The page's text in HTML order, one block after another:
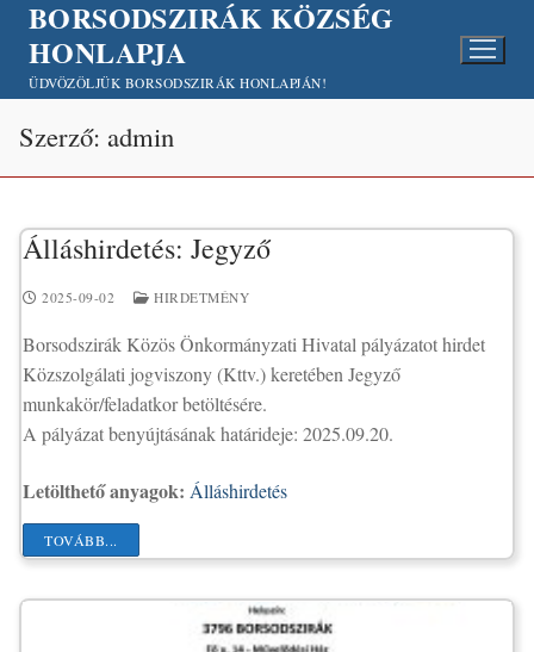
Ugrás
tartalomra
BORSODSZIRÁK KÖZSÉG
HONLAPJA
ÜDVÖZÖLJÜK BORSODSZIRÁK HONLAPJÁN!
Szerző: admin
Álláshirdetés: Jegyző
2025-09-02 HIRDETMÉNY
Borsodszirák Közös Önkormányzati Hivatal pályázatot hirdet
Közszolgálati jogviszony (Kttv.) keretében Jegyző
munkakör/feladatkor betöltésére.
A pályázat benyújtásának határideje: 2025.09.20.
Letölthető anyagok: Álláshirdetés
TOVÁBB...